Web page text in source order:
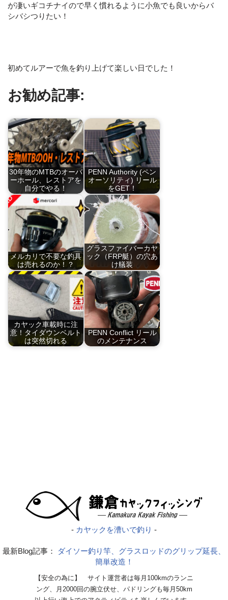
が凄いギコチナイので早く慣れるように小魚でも良いからバ
シバシつりたい！
初めてルアーで魚を釣り上げて楽しい日でした！
お勧め記事:
30年物のMTBのオーバ
ーホール、レストアを
自分でやる！
PENN Authority (ペン
オーソリティ) リール
をGET！
メルカリで不要な釣具
は売れるのか！？
グラスファイバーカヤ
ック（FRP艇）の穴あ
け艤装
カヤック車載時に注
意！タイダウンベルト
は突然切れる
PENN Conflict リール
のメンテナンス
- カヤックを漕いで釣り -
最新Blog記事：
ダイソー釣り竿、グラスロッドのグリップ延長、
簡単改造！
【安全の為に】 サイト運営者は毎月100kmのランニ
ング、月2000回の腕立伏せ、パドリングも毎月50km